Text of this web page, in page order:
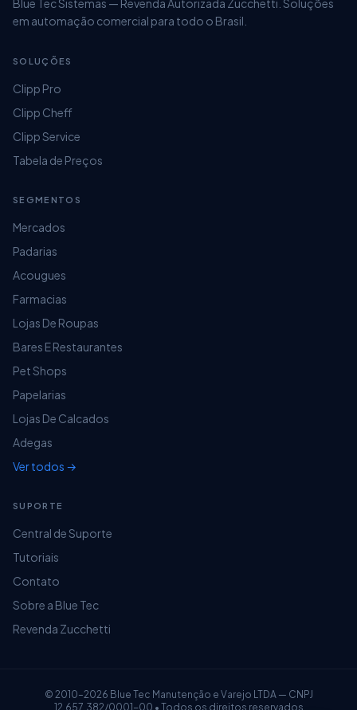
Blue Tec Sistemas — Revenda Autorizada Zucchetti. Soluções
em automação comercial para todo o Brasil.
SOLUÇÕES
Clipp Pro
Clipp Cheff
Clipp Service
Tabela de Preços
SEGMENTOS
Mercados
Padarias
Acougues
Farmacias
Lojas De Roupas
Bares E Restaurantes
Pet Shops
Papelarias
Lojas De Calcados
Adegas
Ver todos →
SUPORTE
Central de Suporte
Tutoriais
Contato
Sobre a Blue Tec
Revenda Zucchetti
© 2010–2026 Blue Tec Manutenção e Varejo LTDA — CNPJ
12.657.382/0001-00 • Todos os direitos reservados